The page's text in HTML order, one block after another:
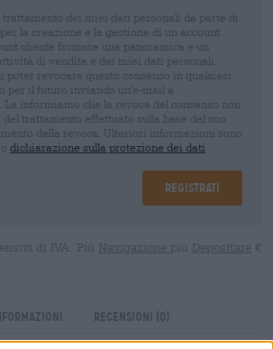
trattamento dei miei dati personali da parte di
la creazione e la gestione di un account
cliente fornisce una panoramica e un
di vendita e dei miei dati personali.
poter revocare questo consenso in qualsiasi
per il futuro inviando un'e-mail a
La informiamo che la revoca del consenso non
trattamento effettuato sulla base del suo
della revoca. Ulteriori informazioni sono
dichiarazione sulla protezione dei dati
Registrati
di IVA. Più Navigazione più Depositare €
Recensioni (0)